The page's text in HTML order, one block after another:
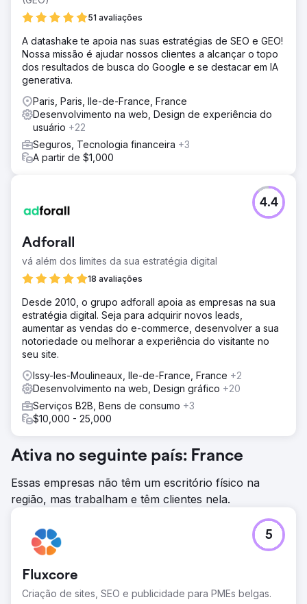
51 avaliações
A datashake te apoia nas suas estratégias de SEO e GEO!
Nossa missão é ajudar nossos clientes a alcançar o topo
dos resultados de busca do Google e se destacar em IA
generativa.
Paris, Paris, Ile-de-France, France
Desenvolvimento na web, Design de experiência do
usuário +22
Seguros, Tecnologia financeira +3
A partir de $1,000
Adforall
vá além dos limites da sua estratégia digital
18 avaliações
4.4
Desde 2010, o grupo adforall apoia as empresas na sua
estratégia digital. Seja para adquirir novos leads,
aumentar as vendas do e-commerce, desenvolver a sua
notoriedade ou melhorar a experiência do visitante no
seu site.
Issy-les-Moulineaux, Ile-de-France, France +2
Desenvolvimento na web, Design gráfico +20
Serviços B2B, Bens de consumo +3
$10,000 - 25,000
Ativa no seguinte país: France
Essas empresas não têm um escritório físico na
região, mas trabalham e têm clientes nela.
Fluxcore
Criação de sites, SEO e publicidade para PMEs belgas.
5